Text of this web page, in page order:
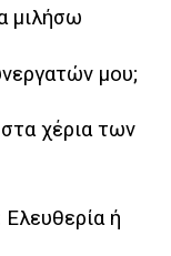
μιλήσω
μου;
χέρια των
ή